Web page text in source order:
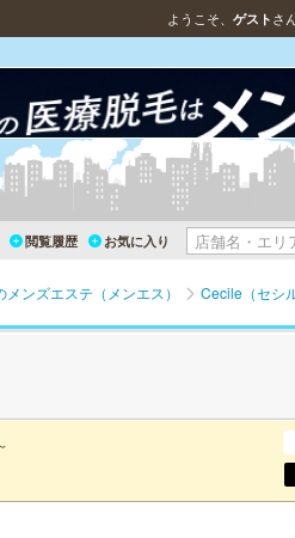
ようこそ、 ゲスト さ
閲覧履歴 お気に入り
メンズエステ（メンエス） Cecile（セシ